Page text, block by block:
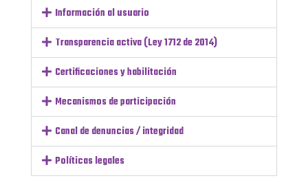
Información al usuario
Transparencia activa (Ley 1712 de 2014)
Certificaciones y habilitación
Mecanismos de participación
Canal de denuncias / integridad
Políticas legales